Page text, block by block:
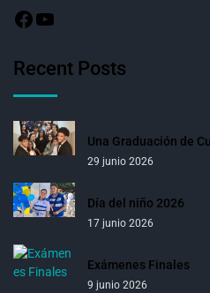
Recent Posts
Una Graduación de
29 junio 2026
Día del niño 2026
17 junio 2026
Exámenes Finales
9 junio 2026